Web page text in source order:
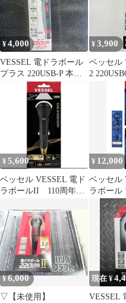
¥4,000
VESSEL 電ドラボール
プラス 220USB-P 本体
¥3,900
ベッセル
2
¥ 5,600
ベッセル VESSEL 電ド
ラボールII 110周年
¥ 12,000
ベッセル
ラボール
220USB-
¥6,000
▽【未使用】
現在 ¥
VESSEL